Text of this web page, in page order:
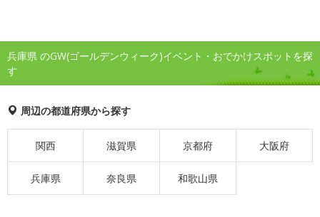
兵庫県 のGW(ゴールデンウィーク)イベント・おでかけスポットを探
す
周辺の都道府県から探す
関西 滋賀県 京都府 大阪府
兵庫県 奈良県 和歌山県